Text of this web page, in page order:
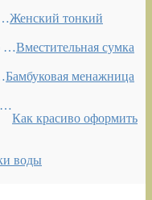
Женский тонкий
Вместительная сумка
Бамбуковая менажница
Как красиво оформить
воды